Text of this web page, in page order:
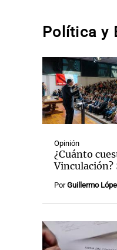
Política y
Opinión
¿Cuánto
PorGuillermo